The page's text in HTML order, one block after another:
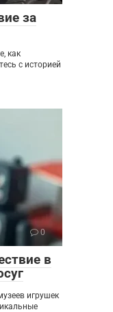
за
как
с историей
0
в
игрушек